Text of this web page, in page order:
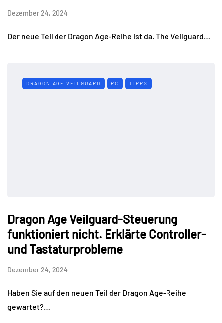
Dezember 24, 2024
Der neue Teil der Dragon Age-Reihe ist da. The Veilguard…
DRAGON AGE VEILGUARD PC TIPPS
Dragon Age Veilguard-Steuerung
funktioniert nicht. Erklärte Controller-
und Tastaturprobleme
Dezember 24, 2024
Haben Sie auf den neuen Teil der Dragon Age-Reihe
gewartet?…